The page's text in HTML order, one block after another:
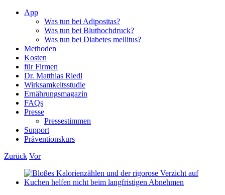
App
Was tun bei Adipositas?
Was tun bei Bluthochdruck?
Was tun bei Diabetes mellitus?
Methoden
Kosten
für Firmen
Dr. Matthias Riedl
Wirksamkeitsstudie
Ernährungsmagazin
FAQs
Presse
Pressestimmen
Support
Präventionskurs
Zurück Vor
Zeige
grösseres